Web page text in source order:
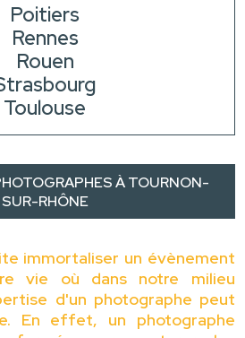
Poitiers
Rennes
Rouen
Toulouse
À TOURNON-
SUR-RHÔNE
immortaliser un évènement
vie où dans notre milieu
d'un photographe peut
En effet, un photographe